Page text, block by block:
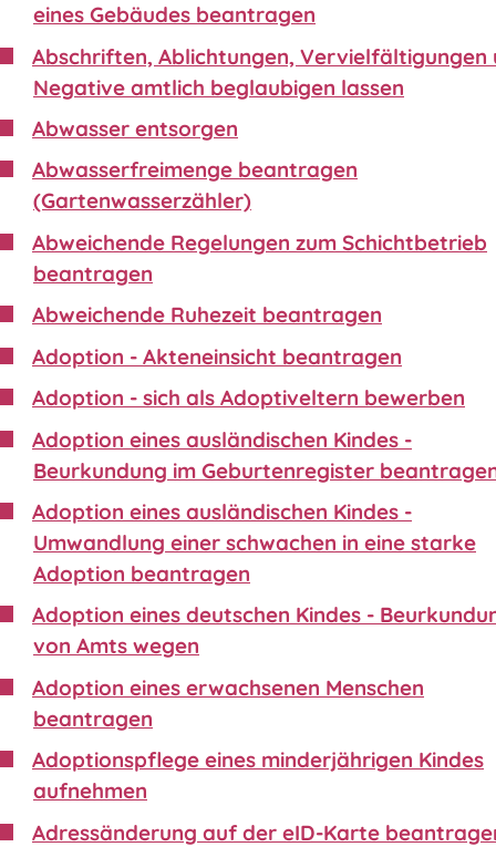
eines Gebäudes beantragen
Abschriften, Ablichtungen, Vervielfältigungen
Negative amtlich beglaubigen lassen
Abwasser entsorgen
Abwasserfreimenge beantragen
(Gartenwasserzähler)
Abweichende Regelungen zum Schichtbetrieb
beantragen
Abweichende Ruhezeit beantragen
Adoption - Akteneinsicht beantragen
Adoption - sich als Adoptiveltern bewerben
Adoption eines ausländischen Kindes -
Beurkundung im Geburtenregister
Adoption eines ausländischen Kindes -
Umwandlung einer schwachen in eine starke
Adoption beantragen
Adoption eines deutschen Kindes -
von Amts wegen
Adoption eines erwachsenen Menschen
beantragen
Adoptionspflege eines minderjährigen Kindes
aufnehmen
Adressänderung auf der eID-Karte